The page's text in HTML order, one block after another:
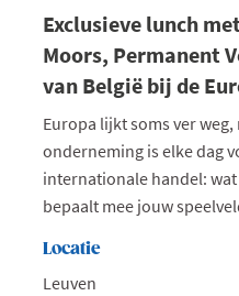
Exclusieve lunch
Moors, Permanent
van België bij de
Europa lijkt soms ver
onderneming is elke dag
internationale handel:
bepaalt mee jouw
Locatie
Leuven